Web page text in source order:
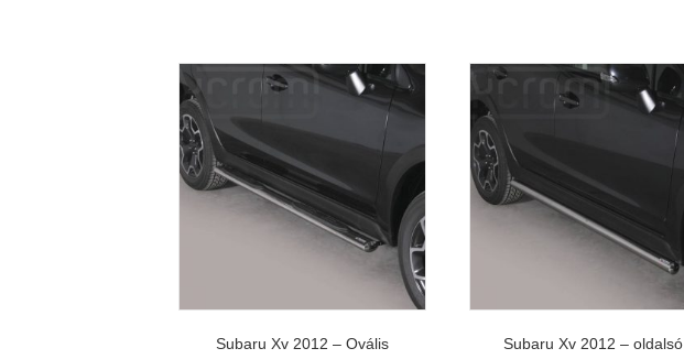
Subaru Xv 2012 – Ovális
Subaru Xv 2012 – oldalsó